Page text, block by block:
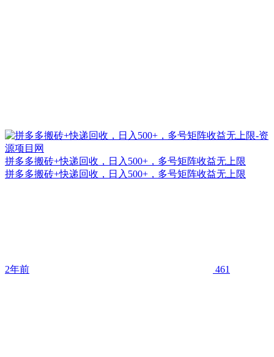
拼多多搬砖+快递回收，日入500+，多号矩阵收益无上限
拼多多搬砖+快递回收，日入500+，多号矩阵收益无上限
2年前 461